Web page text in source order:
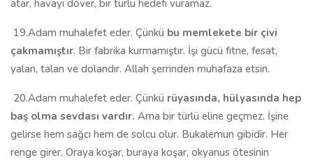
atar, havayı döver, bir türlü hedefi vuramaz.
19.Adam muhalefet eder. Çünkü bu memlekete bir çivi
çakmamıştır. Bir fabrika kurmamıştır. İşi gücü fitne, fesat,
yalan, talan ve dolandır. Allah şerrinden muhafaza etsin.
20.Adam muhalefet eder. Çünkü rüyasında, hülyasında hep
baş olma sevdası vardır. Ama bir türlü eline geçmez. İşine
gelirse hem sağcı hem de solcu olur. Bukalemun gibidir. Her
renge girer. Oraya koşar, buraya koşar, okyanus ötesinin